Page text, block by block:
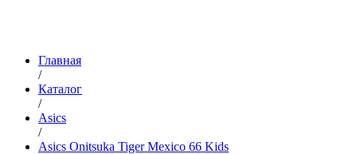
Главная
/
Каталог
/
Asics
/
Asics Onitsuka Tiger Mexiсo 66 Kids